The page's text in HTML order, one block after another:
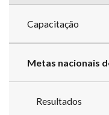
Capacitação
Metas nacionais
Resultados